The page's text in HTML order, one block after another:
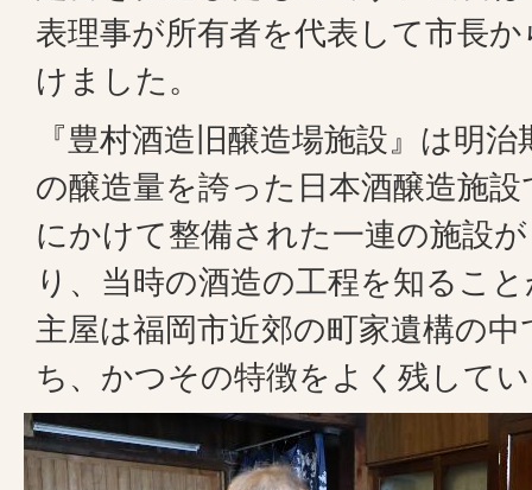
表理事が所有者を代表して市長
けました。
『豊村酒造旧醸造場施設』は明
の醸造量を誇った日本酒醸造施
にかけて整備された一連の施設
り、当時の酒造の工程を知るこ
主屋は福岡市近郊の町家遺構の
ち、かつその特徴をよく残して